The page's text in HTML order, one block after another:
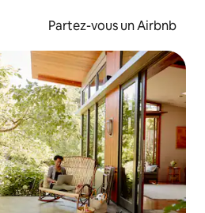
Partez-vous un Airbnb